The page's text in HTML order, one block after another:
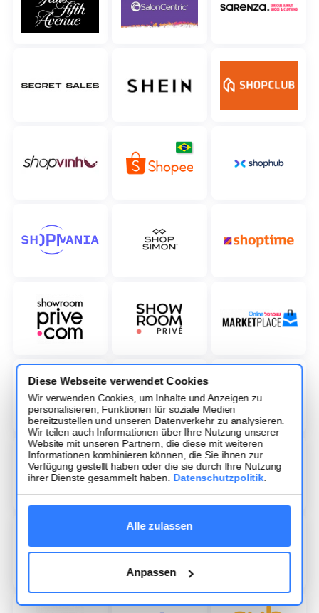
Diese Webseite verwendet Cookies
Wir verwenden Cookies, um Inhalte und Anzeigen zu
personalisieren, Funktionen für soziale Medien
bereitzustellen und unseren Datenverkehr zu analysieren.
Wir teilen auch Informationen über Ihre Nutzung unserer
Website mit unseren Partnern, die diese mit weiteren
Informationen kombinieren können, die Sie ihnen zur
Verfügung gestellt haben oder die sie durch Ihre Nutzung
ihrer Dienste gesammelt haben. Datenschutzpolitik
Alle zulassen
Anpassen